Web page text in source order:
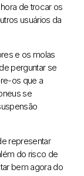
de trocar os
usuários da
e os molas
perguntar se
os que a
se
representar
do risco de
bem agora do